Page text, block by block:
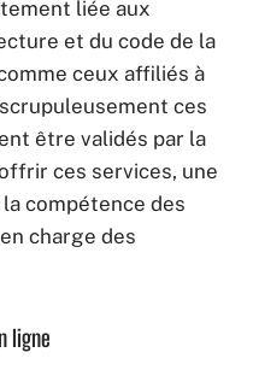
liée aux
et du code de la
ceux affiliés à
ces
être validés par la
ces services, une
la compétence des
charge des
ligne